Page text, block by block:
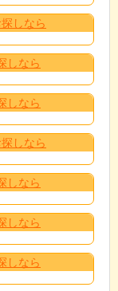
しなら
しなら
しなら
しなら
しなら
しなら
しなら